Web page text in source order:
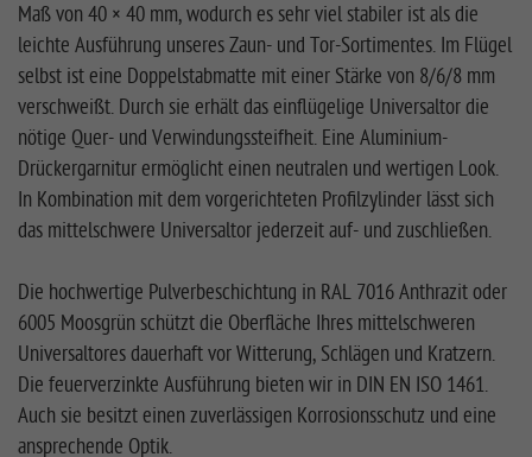
Maß von 40 × 40 mm, wodurch es sehr viel stabiler ist als die
leichte Ausführung unseres Zaun- und Tor-Sortimentes. Im Flügel
selbst ist eine Doppelstabmatte mit einer Stärke von 8/6/8 mm
verschweißt. Durch sie erhält das einflügelige Universaltor die
nötige Quer- und Verwindungssteifheit. Eine Aluminium-
Drückergarnitur ermöglicht einen neutralen und wertigen Look.
In Kombination mit dem vorgerichteten Profilzylinder lässt sich
das mittelschwere Universaltor jederzeit auf- und zuschließen.
Die hochwertige Pulverbeschichtung in RAL 7016 Anthrazit oder
6005 Moosgrün schützt die Oberfläche Ihres mittelschweren
Universaltores dauerhaft vor Witterung, Schlägen und Kratzern.
Die feuerverzinkte Ausführung bieten wir in DIN EN ISO 1461.
Auch sie besitzt einen zuverlässigen Korrosionsschutz und eine
ansprechende Optik.